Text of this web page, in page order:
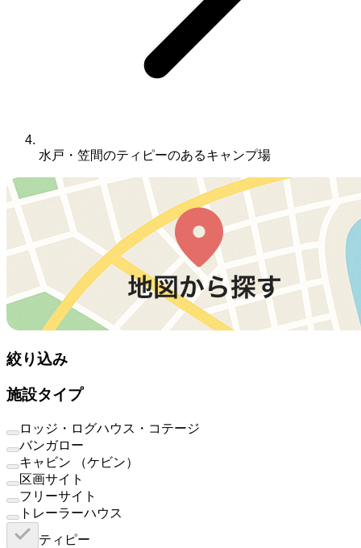
水戸・笠間のティピーのあるキャンプ場
絞り込み
施設タイプ
ロッジ・ログハウス・コテージ
バンガロー
キャビン （ケビン）
区画サイト
フリーサイト
トレーラーハウス
ティピー